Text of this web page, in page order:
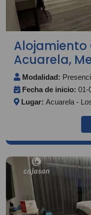
Acuarela,
Modalidad:
Fecha de inicio: 01-
Lugar: Acuarela -